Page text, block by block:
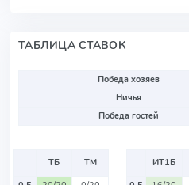
ТАБЛИЦА СТАВОК
Победа хозяев
Ничья
Победа гостей
ТБ
ТМ
ИТ1Б